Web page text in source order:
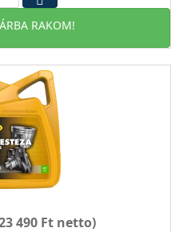
RAKOM!
490 Ft netto)